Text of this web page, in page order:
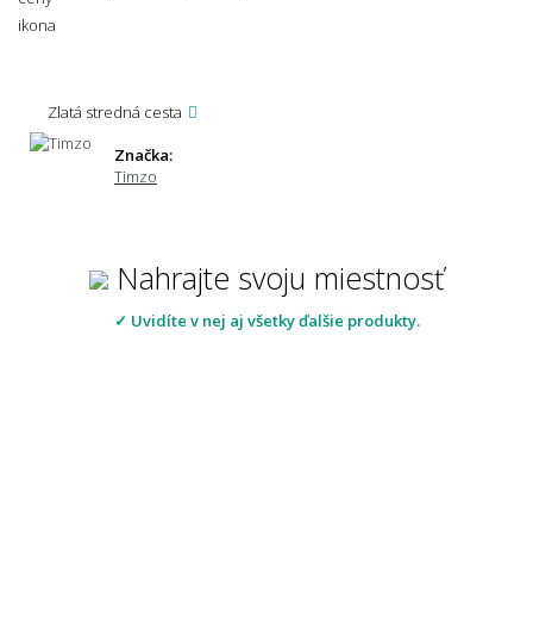
Zlatá stredná cesta
Značka:
Timzo
Nahrajte svoju miestnosť
✓ Uvidíte v nej aj všetky ďalšie produkty.